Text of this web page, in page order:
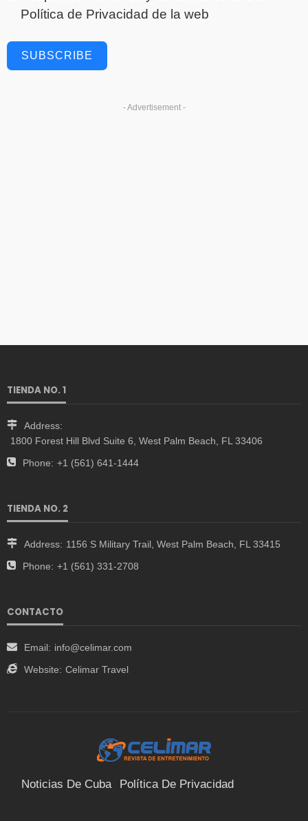
Política de Privacidad de la web
SUBSCRIBE
- Advertisement -
TIENDA NO. 1
Address:
1800 Forest Hill Blvd Suite 6, West Palm Beach, FL 33406
Phone: +1 (561) 641-1444
TIENDA NO. 2
Address: 1156 S Military Trail, West Palm Beach, FL 33415
Phone: +1 (561) 331-2708
CONTACTO
Email: info@celimar.com
Website: Celimar Travel
Noticias De Cuba Política De Privacidad